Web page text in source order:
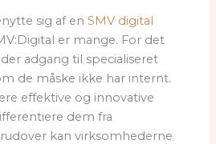
sig af en SMV digital
er mange. For det
adgang til specialiseret
de måske ikke har internt.
effektive og innovative
dem fra
kan virksomhederne